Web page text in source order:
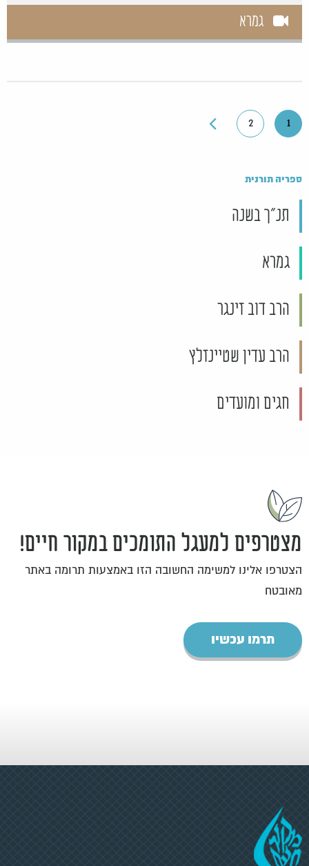
גמרא
1
2
ספריה תורנית
תנ"ך בשנה
גמרא
הרב דוב זינגר
הרב עדין שטיינזלץ
חגים ומועדים
מצטרפים למעגל התומכים במקור חיים!
הצטרפו אלינו למשימה החשובה הזו באמצעות תרומה באתר
מאובטח
תרמו עכשיו